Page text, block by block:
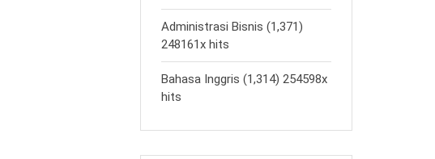
Administrasi Bisnis (1,371)
248161x hits
Bahasa Inggris (1,314) 254598x
hits